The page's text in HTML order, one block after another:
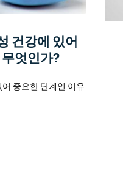
건강에 있어
엇인가?
중요한 단계인 이유